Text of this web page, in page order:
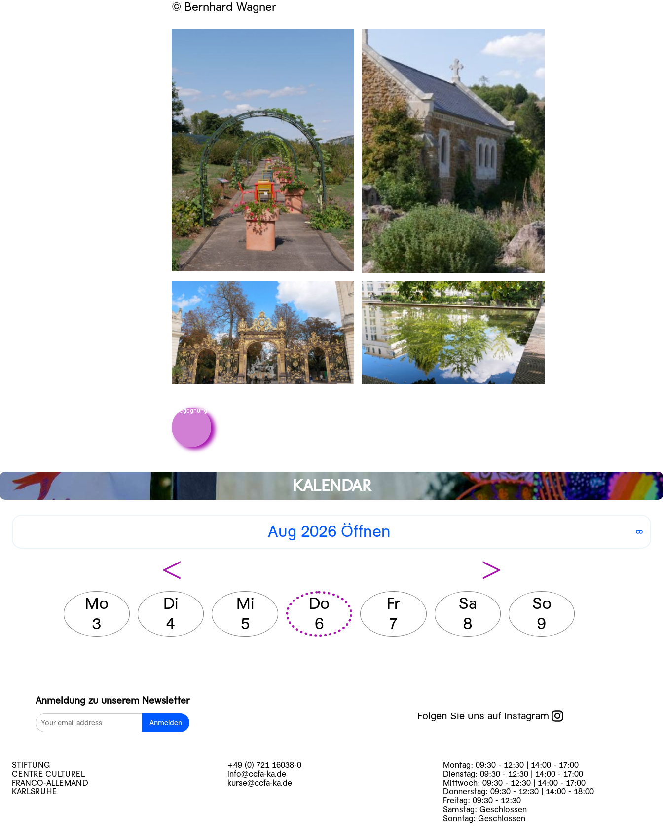
Begegnung
© Bernhard Wagner
KALENDAR
Aug 2026 Öffnen
< >
Mo
3
Di
4
Mi
5
Do
6
Fr
7
Sa
8
So
9
Anmeldung zu unserem Newsletter
Anmelden
Folgen Sie uns auf Instagram
STIFTUNG
CENTRE CULTUREL
FRANCO-ALLEMAND
KARLSRUHE
+49 (0) 721 16038-0
info@ccfa-ka.de
kurse@ccfa-ka.de
Montag: 09:30 - 12:30 | 14:00 - 17:00
Dienstag: 09:30 - 12:30 | 14:00 - 17:00
Mittwoch: 09:30 - 12:30 | 14:00 - 17:00
Donnerstag: 09:30 - 12:30 | 14:00 - 18:00
Freitag: 09:30 - 12:30
Samstag: Geschlossen
Sonntag: Geschlossen